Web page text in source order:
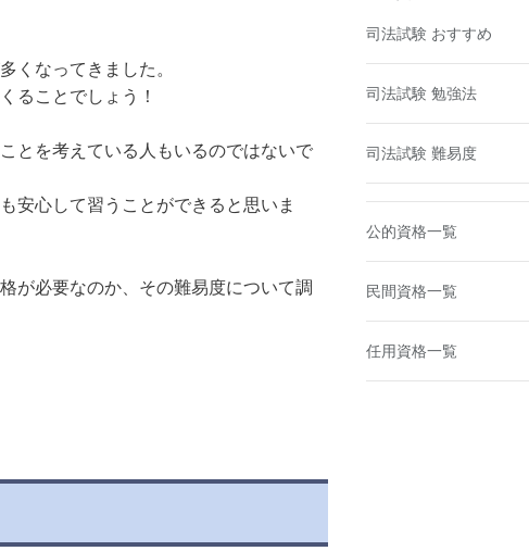
くなってきました。
ることでしょう！
とを考えている人もいるのではないで
安心して習うことができると思いま
が必要なのか、その難易度について調
司法試験 おすすめ
司法試験 勉強法
司法試験 難易度
公的資格一覧
民間資格一覧
任用資格一覧